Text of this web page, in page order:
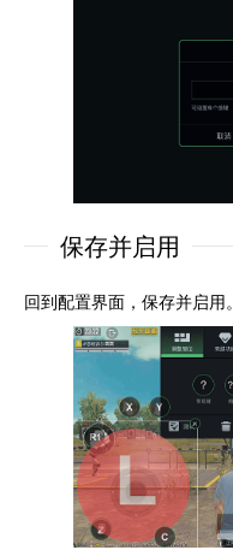
保存并启用
回到配置界面，保存并启用。